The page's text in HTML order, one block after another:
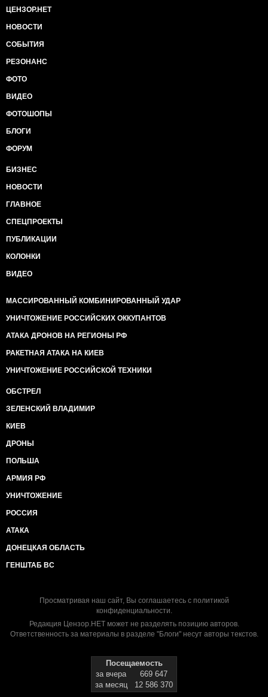
ЦЕНЗОР.НЕТ
НОВОСТИ
СОБЫТИЯ
РЕЗОНАНС
ФОТО
ВИДЕО
ФОТОШОПЫ
БЛОГИ
ФОРУМ
БИЗНЕС
НОВОСТИ
ГЛАВНОЕ
СПЕЦПРОЕКТЫ
ПУБЛИКАЦИИ
КОЛОНКИ
ВИДЕО
МАССИРОВАННЫЙ КОМБИНИРОВАННЫЙ УДАР
УНИЧТОЖЕНИЕ РОССИЙСКИХ ОККУПАНТОВ
АТАКА ДРОНОВ НА РЕГИОНЫ РФ
РАКЕТНАЯ АТАКА НА КИЕВ
УНИЧТОЖЕНИЕ РОССИЙСКОЙ ТЕХНИКИ
ОБСТРЕЛ
ЗЕЛЕНСКИЙ ВЛАДИМИР
КИЕВ
ДРОНЫ
ПОЛЬША
АРМИЯ РФ
УНИЧТОЖЕНИЕ
РОССИЯ
АТАКА
ДОНЕЦКАЯ ОБЛАСТЬ
ГЕНШТАБ ВС
Просматривая наш сайт, Вы соглашаетесь с политикой
конфиденциальности.
Редакция Цензор.НЕТ может не разделять позицию авторов.
Ответственность за материалы в разделе "Блоги" несут авторы текстов.
Посещаемость
за вчера
669 647
за месяц
12 586 370